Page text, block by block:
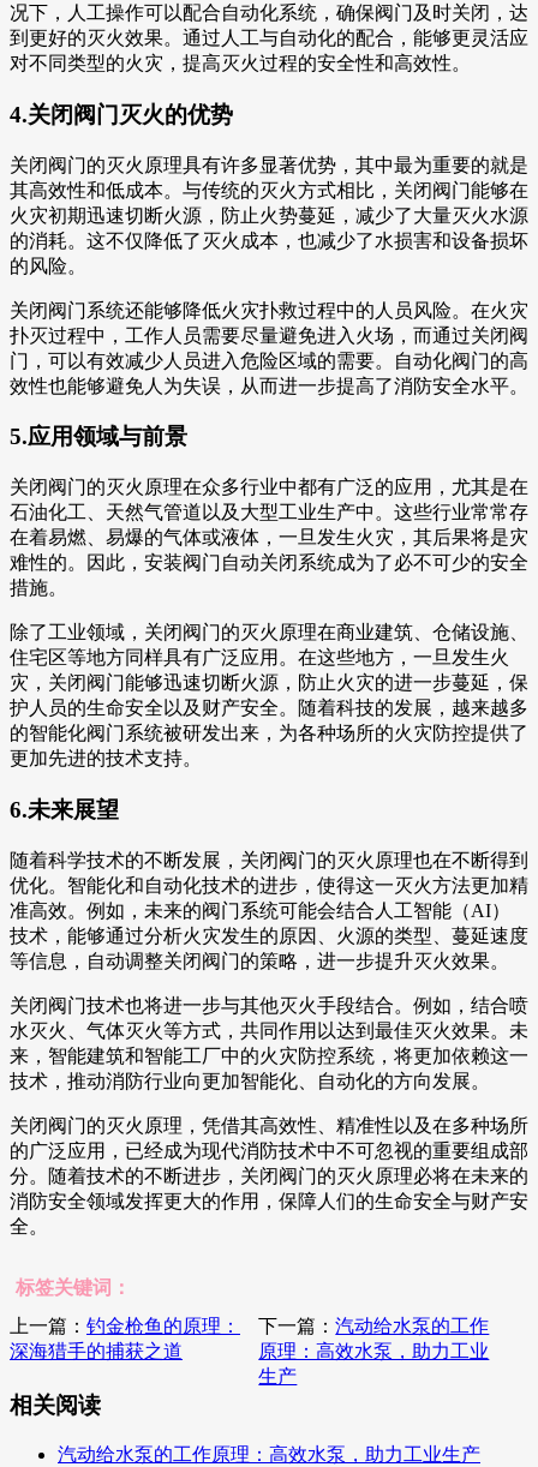
况下，人工操作可以配合自动化系统，确保阀门及时关闭，达
到更好的灭火效果。通过人工与自动化的配合，能够更灵活应
对不同类型的火灾，提高灭火过程的安全性和高效性。
4.关闭阀门灭火的优势
关闭阀门的灭火原理具有许多显著优势，其中最为重要的就是
其高效性和低成本。与传统的灭火方式相比，关闭阀门能够在
火灾初期迅速切断火源，防止火势蔓延，减少了大量灭火水源
的消耗。这不仅降低了灭火成本，也减少了水损害和设备损坏
的风险。
关闭阀门系统还能够降低火灾扑救过程中的人员风险。在火灾
扑灭过程中，工作人员需要尽量避免进入火场，而通过关闭阀
门，可以有效减少人员进入危险区域的需要。自动化阀门的高
效性也能够避免人为失误，从而进一步提高了消防安全水平。
5.应用领域与前景
关闭阀门的灭火原理在众多行业中都有广泛的应用，尤其是在
石油化工、天然气管道以及大型工业生产中。这些行业常常存
在着易燃、易爆的气体或液体，一旦发生火灾，其后果将是灾
难性的。因此，安装阀门自动关闭系统成为了必不可少的安全
措施。
除了工业领域，关闭阀门的灭火原理在商业建筑、仓储设施、
住宅区等地方同样具有广泛应用。在这些地方，一旦发生火
灾，关闭阀门能够迅速切断火源，防止火灾的进一步蔓延，保
护人员的生命安全以及财产安全。随着科技的发展，越来越多
的智能化阀门系统被研发出来，为各种场所的火灾防控提供了
更加先进的技术支持。
6.未来展望
随着科学技术的不断发展，关闭阀门的灭火原理也在不断得到
优化。智能化和自动化技术的进步，使得这一灭火方法更加精
准高效。例如，未来的阀门系统可能会结合人工智能（AI）
技术，能够通过分析火灾发生的原因、火源的类型、蔓延速度
等信息，自动调整关闭阀门的策略，进一步提升灭火效果。
关闭阀门技术也将进一步与其他灭火手段结合。例如，结合喷
水灭火、气体灭火等方式，共同作用以达到最佳灭火效果。未
来，智能建筑和智能工厂中的火灾防控系统，将更加依赖这一
技术，推动消防行业向更加智能化、自动化的方向发展。
关闭阀门的灭火原理，凭借其高效性、精准性以及在多种场所
的广泛应用，已经成为现代消防技术中不可忽视的重要组成部
分。随着技术的不断进步，关闭阀门的灭火原理必将在未来的
消防安全领域发挥更大的作用，保障人们的生命安全与财产安
全。
标签关键词：
上一篇： 钓金枪鱼的原理：
深海猎手的捕获之道
下一篇：汽动给水泵的工作
原理：高效水泵，助力工业
生产
相关阅读
汽动给水泵的工作原理：高效水泵，助力工业生产